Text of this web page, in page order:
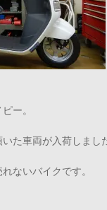
ー。
た車両が入荷しまし
ないバイクです。